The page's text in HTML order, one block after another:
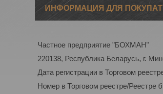
ИНФОРМАЦИЯ ДЛЯ
Частное предприятие "БОХМАН"
220138, Республика Беларусь, г.
Дата регистрации в Торговом
Номер в Торговом реестре/Реестре